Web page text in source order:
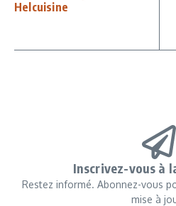
Helcuisine
Inscrivez-vous à
Restez informé. Abonnez-vous
mise à